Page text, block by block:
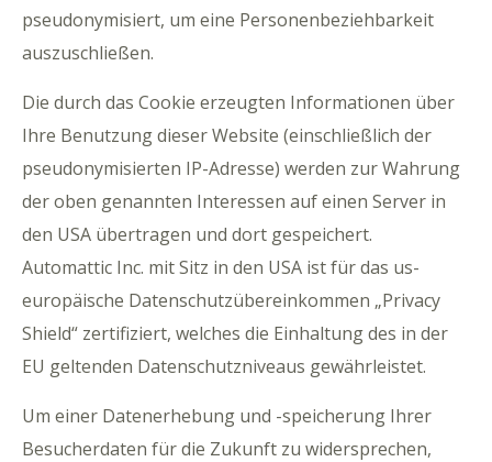
pseudonymisiert, um eine Personenbeziehbarkeit
auszuschließen.
Die durch das Cookie erzeugten Informationen über
Ihre Benutzung dieser Website (einschließlich der
pseudonymisierten IP-Adresse) werden zur Wahrung
der oben genannten Interessen auf einen Server in
den USA übertragen und dort gespeichert.
Automattic Inc. mit Sitz in den USA ist für das us-
europäische Datenschutzübereinkommen „Privacy
Shield“ zertifiziert, welches die Einhaltung des in der
EU geltenden Datenschutzniveaus gewährleistet.
Um einer Datenerhebung und -speicherung Ihrer
Besucherdaten für die Zukunft zu widersprechen,